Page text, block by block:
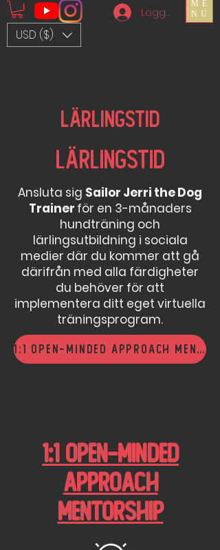
Logga in
ME
NU
USD ($)
Lärlingstid
Lärlingstid
Ansluta sig Sailor Jerri the Dog
Trainer för en 3-månaders
hundträning och
lärlingsutbildning i sociala
medier där du kommer att gå
därifrån med alla färdigheter
du behöver för att
implementera ditt eget virtuella
träningsprogram.
1:1 Open-Minded Approach Mentorship
1:1 Open-Minded
Approach
Mentorship